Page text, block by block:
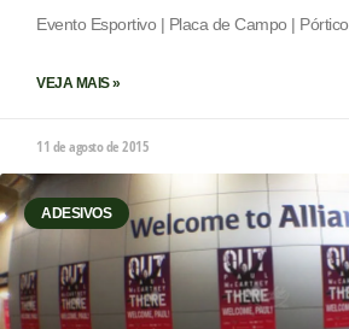
Evento Esportivo | Placa de Campo | Pórtico
VEJA MAIS »
11 de agosto de 2015
ADESIVOS